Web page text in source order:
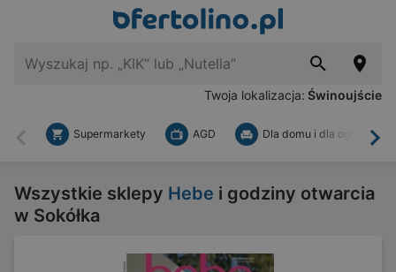
Twoja lokalizacja: Świnoujście
Wstecz
Supermarkety AGD Dla domu i dla ogrodu
Wszystkie sklepy Hebe i godziny otwarcia
w Sokółka